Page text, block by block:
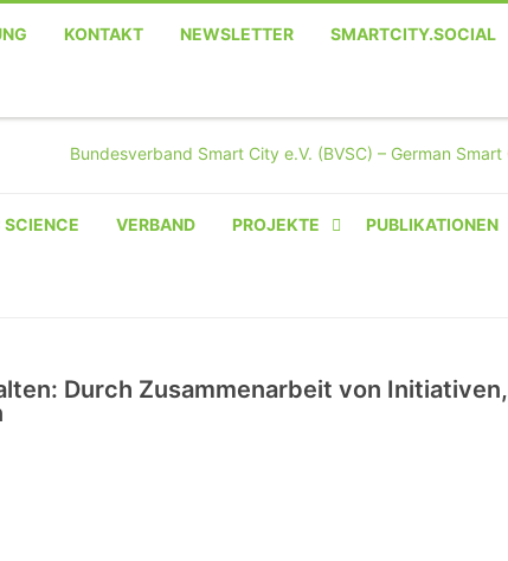
KONTAKT NEWSLETTER SMARTCITY.SOCIAL
VERBAND PROJEKTE
CLAIRYFI-INDOORS: SMART
PUBLIKATIONEN
Durch Zusammenarbeit von Initiativen,